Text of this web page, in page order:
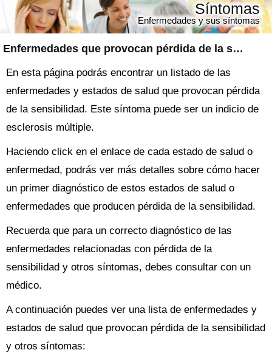
Enfermedades que provocan pérdida de la sensibilidad
Síntomas
Enfermedades y sus síntomas
En esta página podrás encontrar un listado de las
enfermedades y estados de salud que provocan pérdida
de la sensibilidad. Este síntoma puede ser un indicio de
esclerosis múltiple.
Haciendo click en el enlace de cada estado de salud o
enfermedad, podrás ver más detalles sobre cómo hacer
un primer diagnóstico de estos estados de salud o
enfermedades que producen pérdida de la sensibilidad.
Recuerda que para un correcto diagnóstico de las
enfermedades relacionadas con pérdida de la
sensibilidad y otros síntomas, debes consultar con un
médico.
A continuación puedes ver una lista de enfermedades y
estados de salud que provocan pérdida de la sensibilidad
y otros síntomas: